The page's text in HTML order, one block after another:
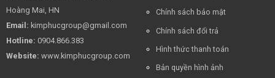
Hoàng Mai, HN
Email: kimphucgroup@gmail.com
Hotline: 0904.866.383
Website: www.kimphucgroup.com
Chính sách bảo mật
Chính sách đổi trả
Hình thức thanh toán
Bản quyền hình ảnh